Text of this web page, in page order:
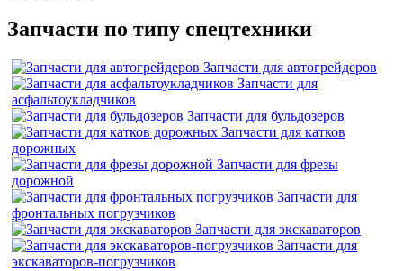
Запчасти по типу спецтехники
Запчасти для автогрейдеров
Запчасти для
асфальтоукладчиков
Запчасти для бульдозеров
Запчасти для катков
дорожных
Запчасти для фрезы
дорожной
Запчасти для
фронтальных погрузчиков
Запчасти для экскаваторов
Запчасти для
экскаваторов-погрузчиков